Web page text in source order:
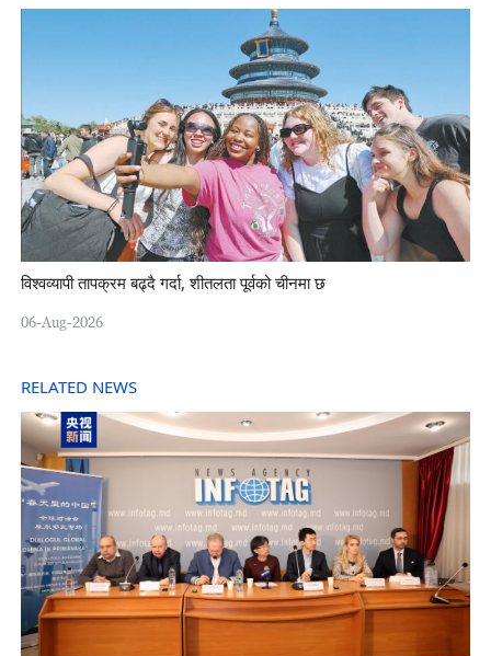
विश्वव्यापी तापक्रम बढ्दै गर्दा, शीतलता पूर्वको चीनमा छ
06-Aug-2026
RELATED NEWS